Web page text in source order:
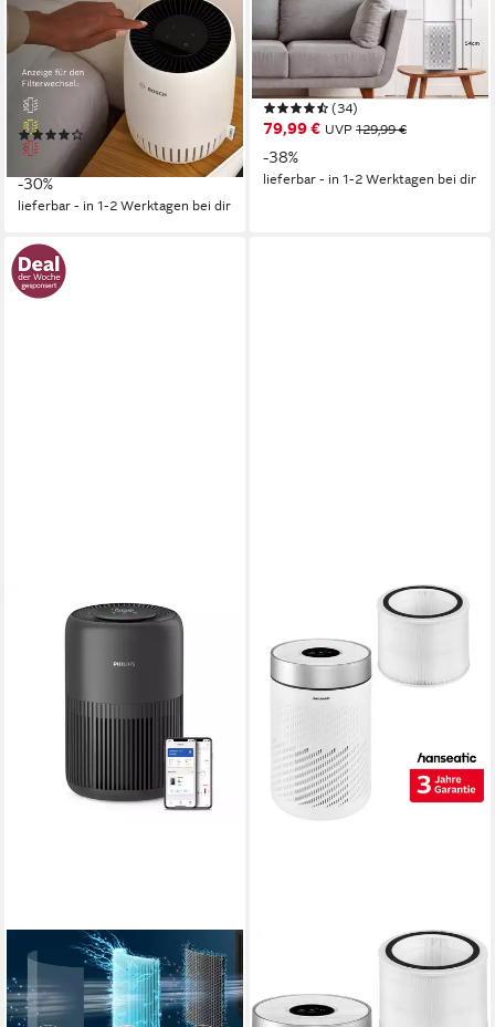
effektive Reinigung,
kompaktes Design
min. 25 dB max. 47 dB Betriebsgeräusch
23 m² Raumgröße
Pre-Filter, H13 HEPA Filter
(14)
69,99 € UVP 99,99 €
-30%
lieferbar - in 1-2 Werktagen bei dir
Digitalanzeige
min. 27 dB max. 58 dB
Betriebsgeräusch
104 m² Raumgröße
(34)
79,99 € UVP 129,99 €
-38%
lieferbar - in 1-2 Werktagen bei dir